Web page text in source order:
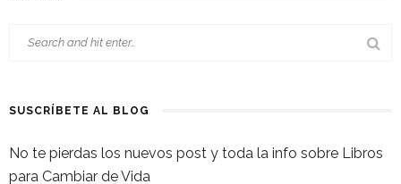
SUSCRÍBETE AL BLOG
No te pierdas los nuevos post y toda la info sobre Libros
para Cambiar de Vida